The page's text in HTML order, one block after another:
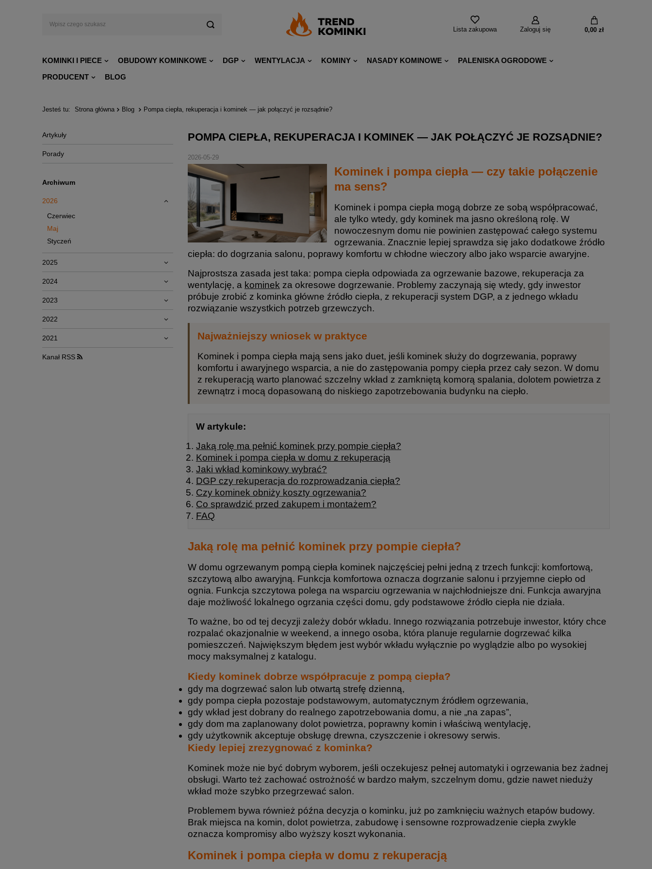
Zaloguj się
Lista zakupowa 0,00 zł
KOMINKI I PIECE OBUDOWY KOMINKOWE DGP WENTYLACJA KOMINY NASADY KOMINOWE
PALENISKA OGRODOWE
PRODUCENT
BLOG
Jesteś tu: Strona główna Blog Pompa ciepła, rekuperacja i kominek — jak połączyć je rozsądnie?
Artykuły
Porady
Archiwum
2026
Czerwiec
Maj
Styczeń
2025
2024
2023
2022
2021
Kanał RSS
POMPA CIEPŁA, REKUPERACJA I KOMINEK — JAK POŁĄCZYĆ JE ROZSĄDNIE?
2026-05-29
Kominek i pompa ciepła — czy takie połączenie
ma sens?
Kominek i pompa ciepła mogą dobrze ze sobą współpracować,
ale tylko wtedy, gdy kominek ma jasno określoną rolę. W
nowoczesnym domu nie powinien zastępować całego systemu
ogrzewania. Znacznie lepiej sprawdza się jako dodatkowe źródło
ciepła: do dogrzania salonu, poprawy komfortu w chłodne wieczory albo jako wsparcie awaryjne.
Najprostsza zasada jest taka: pompa ciepła odpowiada za ogrzewanie bazowe, rekuperacja za
wentylację, a kominek za okresowe dogrzewanie. Problemy zaczynają się wtedy, gdy inwestor
próbuje zrobić z kominka główne źródło ciepła, z rekuperacji system DGP, a z jednego wkładu
rozwiązanie wszystkich potrzeb grzewczych.
Najważniejszy wniosek w praktyce
Kominek i pompa ciepła mają sens jako duet, jeśli kominek służy do dogrzewania, poprawy
komfortu i awaryjnego wsparcia, a nie do zastępowania pompy ciepła przez cały sezon. W domu
z rekuperacją warto planować szczelny wkład z zamkniętą komorą spalania, dolotem powietrza z
zewnątrz i mocą dopasowaną do niskiego zapotrzebowania budynku na ciepło.
W artykule:
Jaką rolę ma pełnić kominek przy pompie ciepła?
Kominek i pompa ciepła w domu z rekuperacją
Jaki wkład kominkowy wybrać?
DGP czy rekuperacja do rozprowadzania ciepła?
Czy kominek obniży koszty ogrzewania?
Co sprawdzić przed zakupem i montażem?
FAQ
Jaką rolę ma pełnić kominek przy pompie ciepła?
W domu ogrzewanym pompą ciepła kominek najczęściej pełni jedną z trzech funkcji: komfortową,
szczytową albo awaryjną. Funkcja komfortowa oznacza dogrzanie salonu i przyjemne ciepło od
ognia. Funkcja szczytowa polega na wsparciu ogrzewania w najchłodniejsze dni. Funkcja awaryjna
daje możliwość lokalnego ogrzania części domu, gdy podstawowe źródło ciepła nie działa.
To ważne, bo od tej decyzji zależy dobór wkładu. Innego rozwiązania potrzebuje inwestor, który chce
rozpalać okazjonalnie w weekend, a innego osoba, która planuje regularnie dogrzewać kilka
pomieszczeń. Największym błędem jest wybór wkładu wyłącznie po wyglądzie albo po wysokiej
mocy maksymalnej z katalogu.
Kiedy kominek dobrze współpracuje z pompą ciepła?
gdy ma dogrzewać salon lub otwartą strefę dzienną,
gdy pompa ciepła pozostaje podstawowym, automatycznym źródłem ogrzewania,
gdy wkład jest dobrany do realnego zapotrzebowania domu, a nie „na zapas”,
gdy dom ma zaplanowany dolot powietrza, poprawny komin i właściwą wentylację,
gdy użytkownik akceptuje obsługę drewna, czyszczenie i okresowy serwis.
Kiedy lepiej zrezygnować z kominka?
Kominek może nie być dobrym wyborem, jeśli oczekujesz pełnej automatyki i ogrzewania bez żadnej
obsługi. Warto też zachować ostrożność w bardzo małym, szczelnym domu, gdzie nawet nieduży
wkład może szybko przegrzewać salon.
Problemem bywa również późna decyzja o kominku, już po zamknięciu ważnych etapów budowy.
Brak miejsca na komin, dolot powietrza, zabudowę i sensowne rozprowadzenie ciepła zwykle
oznacza kompromisy albo wyższy koszt wykonania.
Kominek i pompa ciepła w domu z rekuperacją